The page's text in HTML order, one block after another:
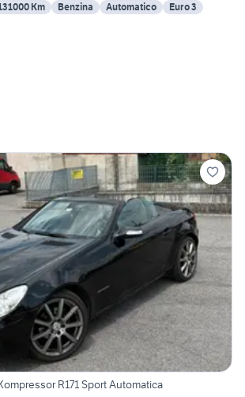
Km Benzina Automatico Euro 3
R171 Sport Automatica